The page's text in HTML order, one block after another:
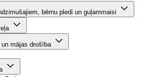
bērnu pledi un guļammaisi
mājas drošība